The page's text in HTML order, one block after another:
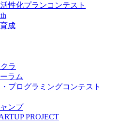
性化プランコンテスト
成
ラ
ラム
プログラミングコンテスト
ンプ
PROJECT